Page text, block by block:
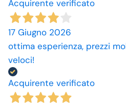
Acquirente verificato
17 Giugno 2026
ottima esperienza, prezzi
veloci!
Acquirente verificato